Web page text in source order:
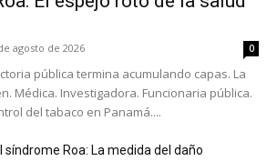
agosto de 2026 0
pública termina acumulando capas. La
Médica. Investigadora. Funcionaria pública.
del tabaco en Panamá....
síndrome Roa: La medida del daño